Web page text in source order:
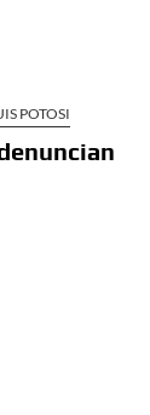
POTOSI